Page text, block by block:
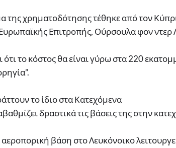
της χρηματοδότησης τέθηκε από τον
Επιτροπής, Ούρσουλα φον ντερ
ότι το κόστος θα είναι γύρω στα 220
το ίδιο στα Κατεχόμενα
δραστικά τις βάσεις της στην
βάση στο Λευκόνοικο